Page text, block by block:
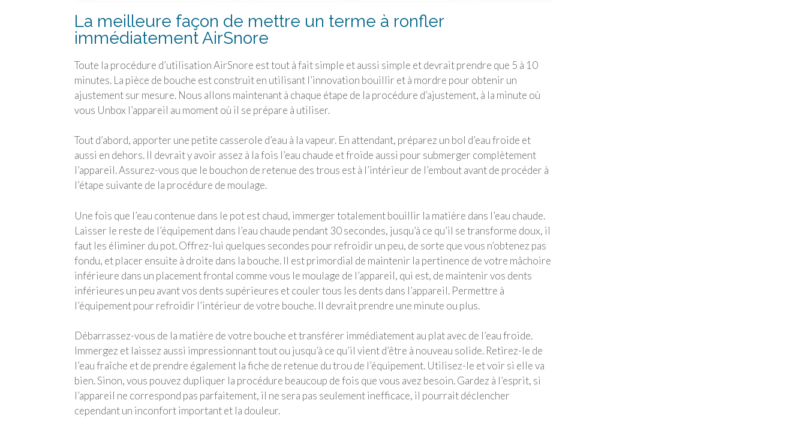
La meilleure façon de mettre un terme à ronfler
immédiatement AirSnore
Toute la procédure d’utilisation AirSnore est tout à fait simple et aussi simple et devrait prendre que 5 à 10
minutes. La pièce de bouche est construit en utilisant l’innovation bouillir et à mordre pour obtenir un
ajustement sur mesure. Nous allons maintenant à chaque étape de la procédure d’ajustement, à la minute où
vous Unbox l’appareil au moment où il se prépare à utiliser.
Tout d’abord, apporter une petite casserole d’eau à la vapeur. En attendant, préparez un bol d’eau froide et
aussi en dehors. Il devrait y avoir assez à la fois l’eau chaude et froide aussi pour submerger complètement
l’appareil. Assurez-vous que le bouchon de retenue des trous est à l’intérieur de l’embout avant de procéder à
l’étape suivante de la procédure de moulage.
Une fois que l’eau contenue dans le pot est chaud, immerger totalement bouillir la matière dans l’eau chaude.
Laisser le reste de l’équipement dans l’eau chaude pendant 30 secondes, jusqu’à ce qu’il se transforme doux, il
faut les éliminer du pot. Offrez-lui quelques secondes pour refroidir un peu, de sorte que vous n’obtenez pas
fondu, et placer ensuite à droite dans la bouche. Il est primordial de maintenir la pertinence de votre mâchoire
inférieure dans un placement frontal comme vous le moulage de l’appareil, qui est, de maintenir vos dents
inférieures un peu avant vos dents supérieures et couler tous les dents dans l’appareil. Permettre à
l’équipement pour refroidir l’intérieur de votre bouche. Il devrait prendre une minute ou plus.
Débarrassez-vous de la matière de votre bouche et transférer immédiatement au plat avec de l’eau froide.
Immergez et laissez aussi impressionnant tout ou jusqu’à ce qu’il vient d’être à nouveau solide. Retirez-le de
l’eau fraîche et de prendre également la fiche de retenue du trou de l’équipement. Utilisez-le et voir si elle va
bien. Sinon, vous pouvez dupliquer la procédure beaucoup de fois que vous avez besoin. Gardez à l’esprit, si
l’appareil ne correspond pas parfaitement, il ne sera pas seulement inefficace, il pourrait déclencher
cependant un inconfort important et la douleur.